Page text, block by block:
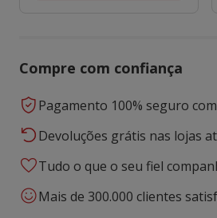
Compre com confiança
Pagamento 100% seguro
Devoluções grátis nas lojas
Tudo o que o seu fiel
Mais de 300.000 clientes